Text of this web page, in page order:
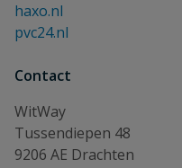
haxo.nl
pvc24.nl
Contact
WitWay
Tussendiepen 48
9206 AE Drachten